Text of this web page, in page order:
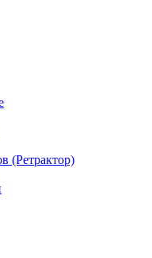
(Ретрактор)